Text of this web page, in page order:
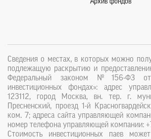
Архив фондов
Сведения о местах, в которых можно
подлежащую раскрытию и
Федеральный законом №156-ФЗ
инвестиционных фондах»: адрес
123112, город Москва, вн. тер. г.
Пресненский, проезд 1-й
ком. 7; адреса сайта управляющей
номер телефона управляющей компании:
Стоимость инвестиционных паев